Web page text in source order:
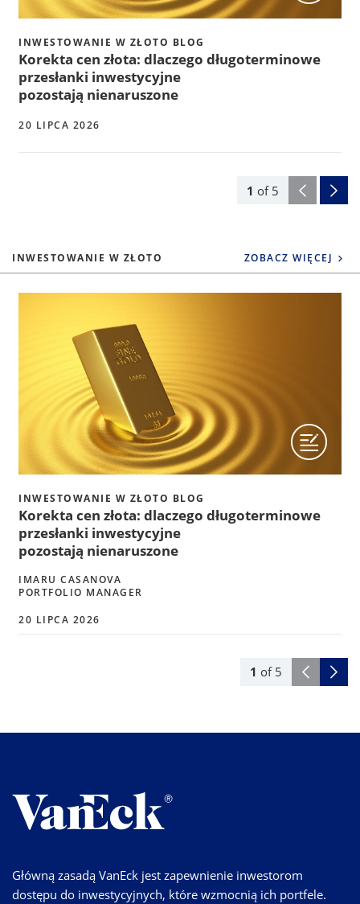
1 of 5
INWESTOWANIE W ZŁOTO BLOG
Korekta cen złota: dlaczego długoterminowe
przesłanki inwestycyjne
pozostają nienaruszone
20 LIPCA 2026
INWESTOWANIE W ZŁOTO ZOBACZ WIĘCEJ
1 of 5
INWESTOWANIE W ZŁOTO BLOG
Korekta cen złota: dlaczego długoterminowe
przesłanki inwestycyjne
pozostają nienaruszone
IMARU CASANOVA
PORTFOLIO MANAGER
20 LIPCA 2026
Główną zasadą VanEck jest zapewnienie inwestorom
dostępu do inwestycyjnych, które wzmocnią ich portfele.